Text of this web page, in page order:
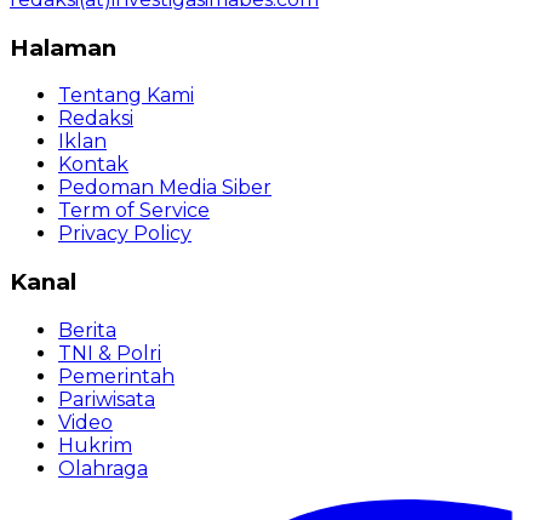
Halaman
Tentang Kami
Redaksi
Iklan
Kontak
Pedoman Media Siber
Term of Service
Privacy Policy
Kanal
Berita
TNI & Polri
Pemerintah
Pariwisata
Video
Hukrim
Olahraga